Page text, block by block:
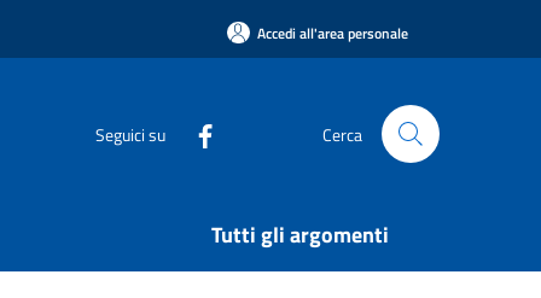
Accedi all'area personale
Seguici su Cerca
Tutti gli argomenti